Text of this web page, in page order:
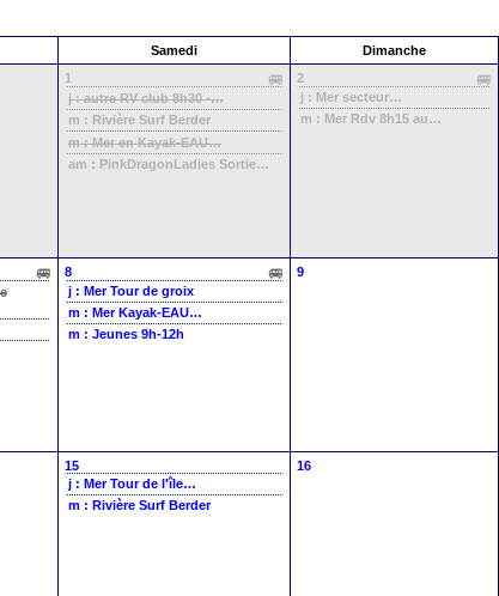
Samedi
Dimanche
1
j : autreRV club 8h30 -…
m : Rivière Surf Berder
m : Meren Kayak-EAU…
am : PinkDragonLadies Sortie…
2
j : Mer secteur…
m : Mer Rdv 8h15 au…
8
j : MerTour de groix
m : MerKayak-EAU…
m : Jeunes 9h-12h
9
15
j : MerTour de l'île…
m : Rivière Surf Berder
16